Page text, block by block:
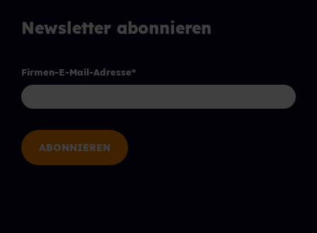
Newsletter abonnieren
Firmen-E-Mail-Adresse*